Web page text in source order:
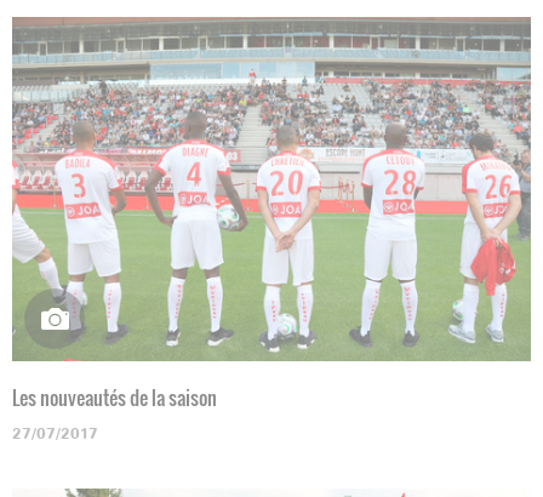
Les nouveautés de la saison
27/07/2017